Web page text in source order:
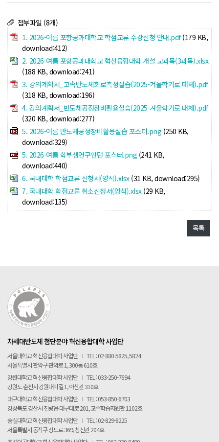
첨부파일 (8개)
1. 2026-여름 포항공과대학교 학점교류 수강신청 안내.pdf (179 KB,
download:412)
2. 2026-여름 포항공과대학교 혁신융합대학 개설 교과목(3과목).xlsx
(188 KB, download:241)
3. 강의계획서_고속반도체회로측정실습(2025-겨울학기로 대체).pdf
(318 KB, download:196)
4. 강의계획서_반도체공정장비활용실습(2025-겨울학기로 대체).pdf
(320 KB, download:277)
5. 2026-여름 반도체공정장비활용실습 포스터.png (250 KB,
download:329)
5. 2026-여름 학부생연구인턴 포스터.png (241 KB,
download:440)
6. 국내대학 학점교류 신청서(양식).xlsx (31 KB, download:295)
7. 국내대학 학점교류 취소신청서(양식).xlsx (29 KB,
download:135)
목록
차세대반도체 첨단분야 혁신융합대학 사업단
서울대학교 혁신융합대학 사업단 I TEL : 02-880-5825, 5824
서울특별시 관악구 관악로 1, 300동 610호
강원대학교 혁신융합대학 사업단 I TEL : 033-250-7694
강원도 춘천시 강원대학길 1, 아산관 310호
대구대학교 혁신융합대학 사업단 I TEL : 053-850-6703
경상북도 경산시 진량읍 대구대로 201, 교수학습지원관 1102호
숭실대학교 혁신융합대학 사업단 I TEL : 02-829-8225
서울특별시 동작구 상도로 369, 창신관 204호